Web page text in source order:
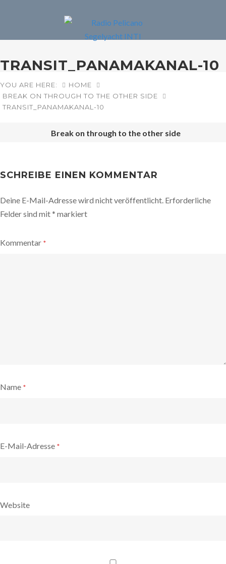
TRANSIT_PANAMAKANAL-10
YOU ARE HERE:
HOME
BREAK ON THROUGH TO THE OTHER SIDE
TRANSIT_PANAMAKANAL-10
NAVIGATION
Break on through to the other side
SCHREIBE EINEN KOMMENTAR
Deine E-Mail-Adresse wird nicht veröffentlicht. Erforderliche
Felder sind mit* markiert
Kommentar *
Name *
E-Mail-Adresse *
Website